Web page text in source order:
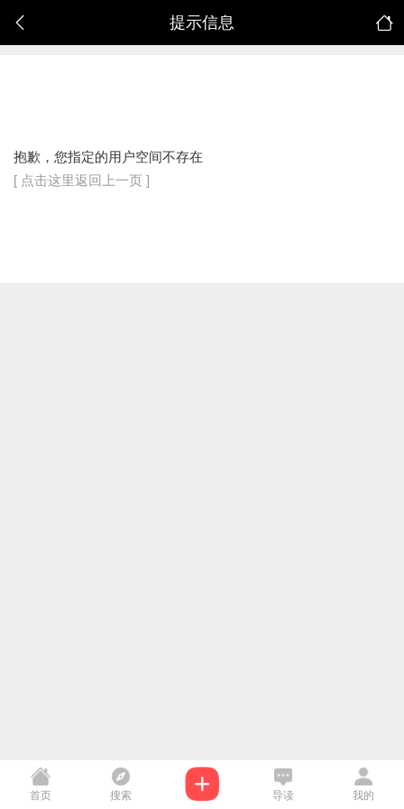
提示信息
抱歉，您指定的用户空间不存在
[ 点击这里返回上一页 ]
首页 搜索 导读 我的